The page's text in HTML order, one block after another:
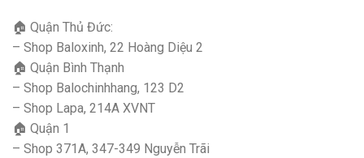
🏠 Quận Thủ Đức:
– Shop Baloxinh, 22 Hoàng Diệu 2
🏠 Quận Bình Thạnh
– Shop Balochinhhang, 123 D2
– Shop Lapa, 214A XVNT
🏠 Quận 1
– Shop 371A, 347-349 Nguyễn Trãi